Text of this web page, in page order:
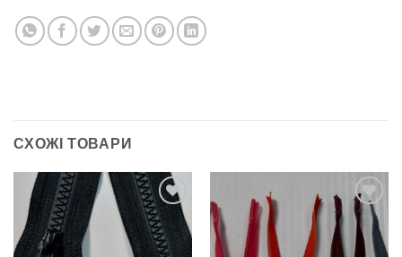
СХОЖІ ТОВАРИ
Додати
до
списку
бажань
Додати
до
списку
бажань